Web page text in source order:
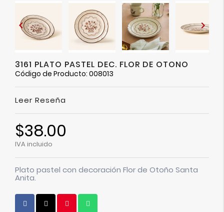
 
3161 PLATO PASTEL DEC. FLOR DE OTONO
Código de Producto: 008013
Leer Reseña
$38.00
IVA incluido
Plato pastel con decoración Flor de Otoño Santa
Anita.